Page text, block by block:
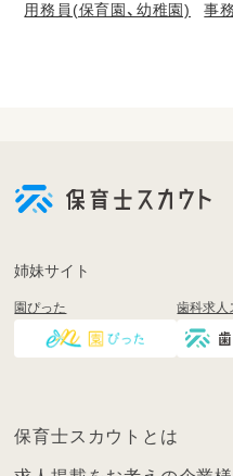
用務員(保育園、幼稚園)
事
登
く
ン
姉妹サイト
園ぴった 歯科求人
保育士スカウトとは